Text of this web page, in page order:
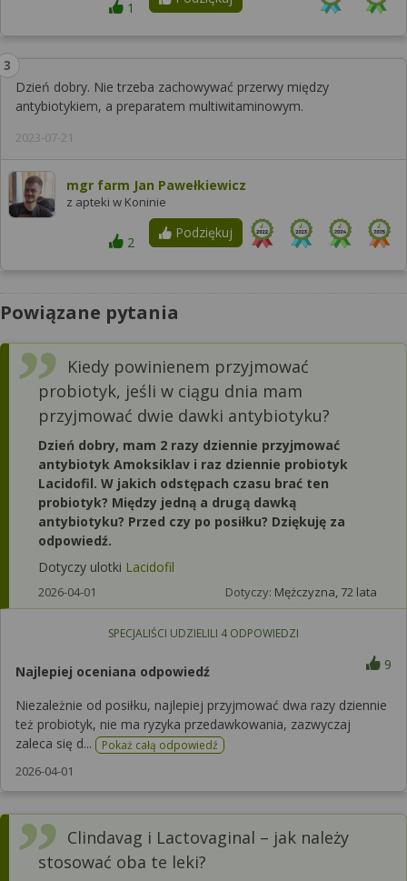
1
Dzień dobry. Nie trzeba zachowywać przerwy między
antybiotykiem, a preparatem multiwitaminowym.
2023-07-21
mgr farm Jan Pawełkiewicz
z apteki w Koninie
Podziękuj
2
Powiązane pytania
Kiedy powinienem przyjmować
probiotyk, jeśli w ciągu dnia mam
przyjmować dwie dawki antybiotyku?
Dzień dobry, mam 2 razy dziennie przyjmować
antybiotyk Amoksiklav i raz dziennie probiotyk
Lacidofil. W jakich odstępach czasu brać ten
probiotyk? Między jedną a drugą dawką
antybiotyku? Przed czy po posiłku? Dziękuję za
odpowiedź.
Dotyczy ulotki Lacidofil
2026-04-01 Dotyczy: Mężczyzna, 72 lata
SPECJALIŚCI UDZIELILI 4ODPOWIEDZI
Najlepiej oceniana odpowiedź 9
Niezależnie od posiłku, najlepiej przyjmować dwa razy dziennie
też probiotyk, nie ma ryzyka przedawkowania, zazwyczaj
zaleca się d...
Pokaż całą odpowiedź
2026-04-01
Clindavag i Lactovaginal – jak należy
stosować oba te leki?